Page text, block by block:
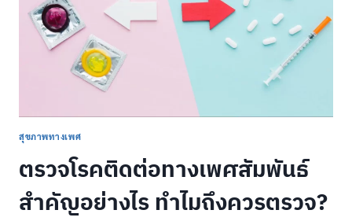
ซื้อ
มา
ใช้
งาน
กั้น
ภายใน
บ้าน
สุขภาพทางเพศ
ตรวจโรคติดต่อทางเพศสัมพันธ์
สำคัญอย่างไร ทำไมถึงควรตรวจ?